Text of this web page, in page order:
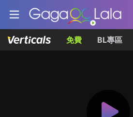
免費 BL專區